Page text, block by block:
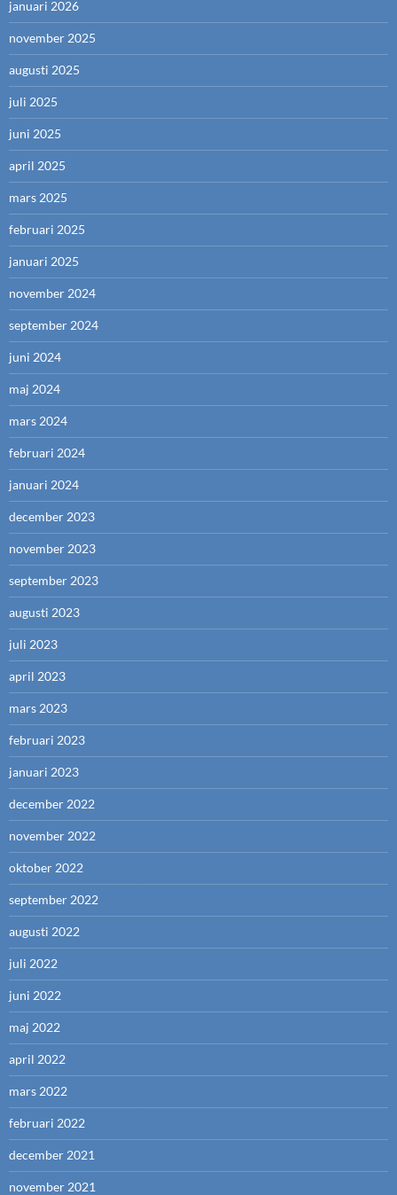
januari 2026
november 2025
augusti 2025
juli 2025
juni 2025
april 2025
mars 2025
februari 2025
januari 2025
november 2024
september 2024
juni 2024
maj 2024
mars 2024
februari 2024
januari 2024
december 2023
november 2023
september 2023
augusti 2023
juli 2023
april 2023
mars 2023
februari 2023
januari 2023
december 2022
november 2022
oktober 2022
september 2022
augusti 2022
juli 2022
juni 2022
maj 2022
april 2022
mars 2022
februari 2022
december 2021
november 2021